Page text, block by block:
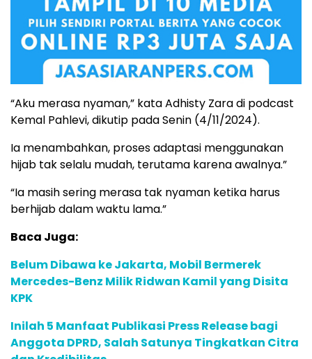
“Aku merasa nyaman,” kata Adhisty Zara di podcast
Kemal Pahlevi, dikutip pada Senin (4/11/2024).
Ia menambahkan, proses adaptasi menggunakan
hijab tak selalu mudah, terutama karena awalnya.”
“Ia masih sering merasa tak nyaman ketika harus
berhijab dalam waktu lama.”
Baca Juga:
Belum Dibawa ke Jakarta, Mobil Bermerek
Mercedes-Benz Milik Ridwan Kamil yang Disita
KPK
Inilah 5 Manfaat Publikasi Press Release bagi
Anggota DPRD, Salah Satunya Tingkatkan Citra